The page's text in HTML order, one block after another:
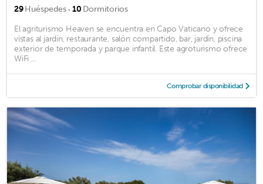
29Huéspedes · 10 Dormitorios
El agriturismo Heaven se encuentra en Capo Vaticano y ofrece
vistas al jardín, restaurante, salón compartido, bar, jardín, piscina
exterior de temporada y parque infantil. Este agroturismo ofrece
WiFi ...
Comprobar disponibilidad